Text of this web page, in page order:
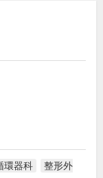
環器科 整形外